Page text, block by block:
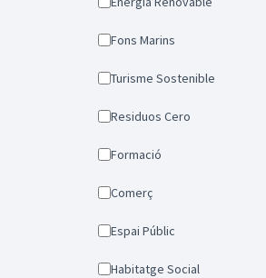
Fons Marins
Turisme Sostenible
Residuos Cero
Formació
Comerç
Espai Públic
Habitatge Social